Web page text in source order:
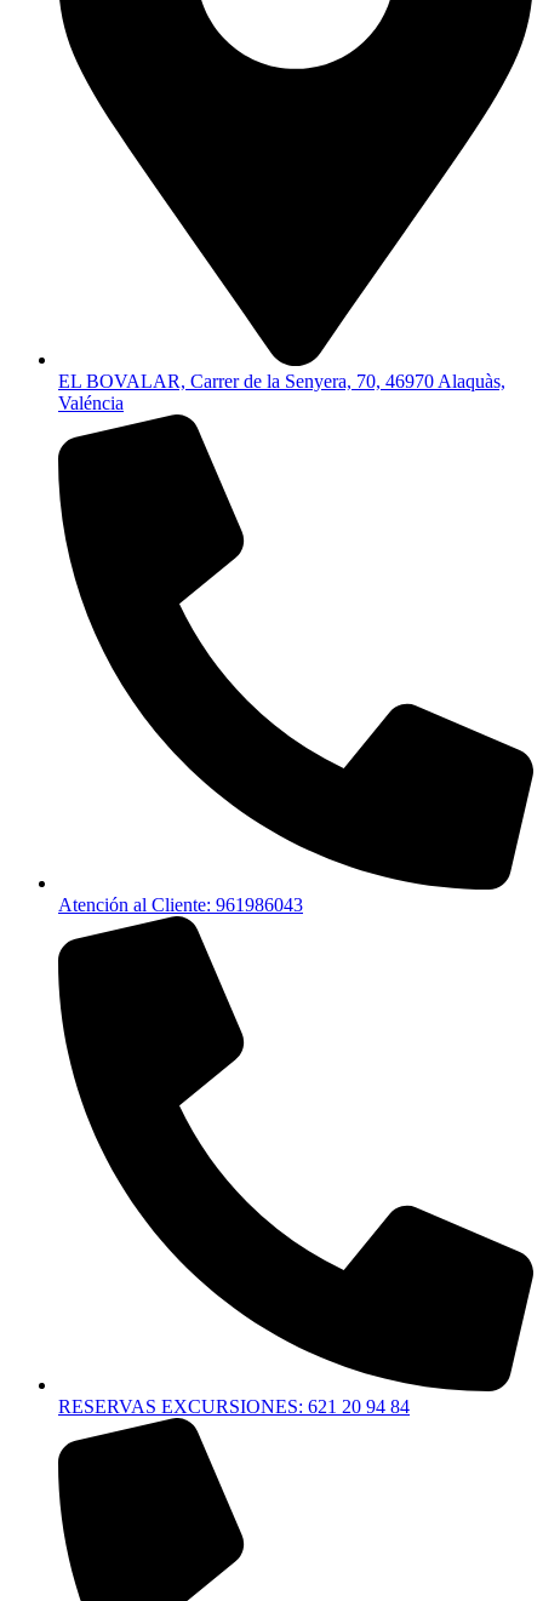
EL BOVALAR, Carrer de la Senyera, 70, 46970 Alaquàs,
Valéncia
Atención al Cliente: 961986043
RESERVAS EXCURSIONES: 621 20 94 84